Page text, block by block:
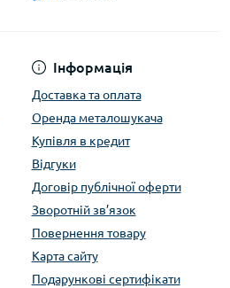
Інформація
Доставка та оплата
Оренда металошукача
Купівля в кредит
Відгуки
Договір публічної оферти
Зворотній зв’язок
Повернення товару
Карта сайту
Подарункові сертифікати